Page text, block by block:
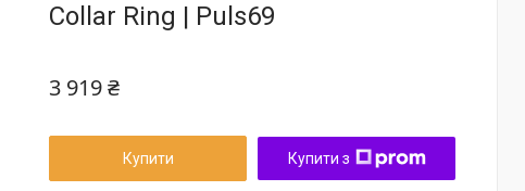
Collar Ring | Puls69
3 919 ₴
Купити Купити з